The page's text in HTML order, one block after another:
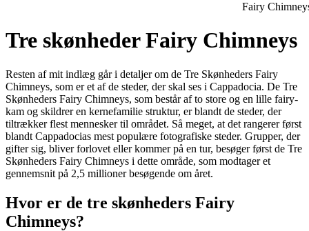
Fairy
Tre skønheder Fairy Chimneys
Resten af mit indlæg går i detaljer om de Tre Skønheders Fairy
Chimneys, som er et af de steder, der skal ses i Cappadocia. De Tre
Skønheders Fairy Chimneys, som består af to store og en lille fairy-
kam og skildrer en kernefamilie struktur, er blandt de steder, der
tiltrækker flest mennesker til området. Så meget, at det rangerer først
blandt Cappadocias mest populære fotografiske steder. Grupper, der
gifter sig, bliver forlovet eller kommer på en tur, besøger først de Tre
Skønheders Fairy Chimneys i dette område, som modtager et
gennemsnit på 2,5 millioner besøgende om året.
Hvor er de tre skønheders Fairy
Chimneys?